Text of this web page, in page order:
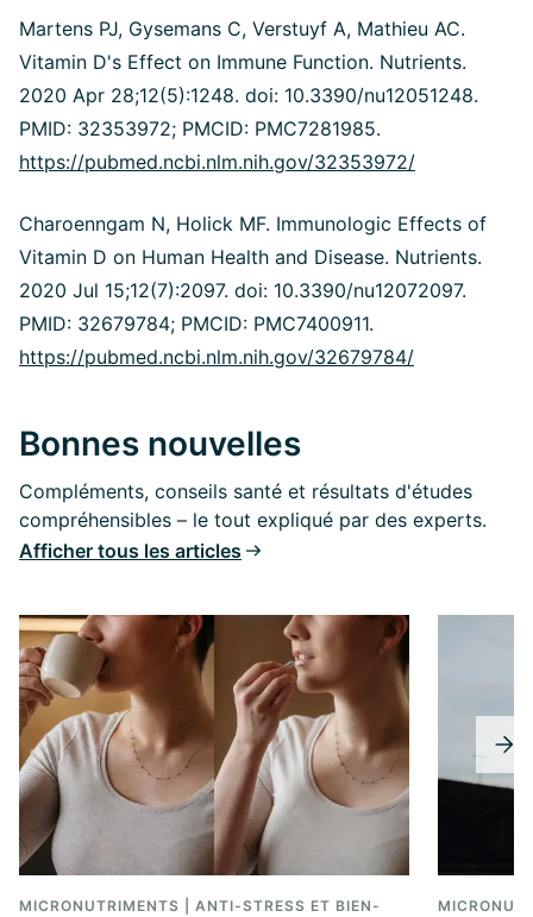
Martens PJ, Gysemans C, Verstuyf A, Mathieu AC.
Vitamin D's Effect on Immune Function. Nutrients.
2020 Apr 28;12(5):1248. doi: 10.3390/nu12051248.
PMID: 32353972; PMCID: PMC7281985.
https://pubmed.ncbi.nlm.nih.gov/32353972/
Charoenngam N, Holick MF. Immunologic Effects of
Vitamin D on Human Health and Disease. Nutrients.
2020 Jul 15;12(7):2097. doi: 10.3390/nu12072097.
PMID: 32679784; PMCID: PMC7400911.
https://pubmed.ncbi.nlm.nih.gov/32679784/
Bonnes nouvelles
Compléments, conseils santé et résultats d'études
compréhensibles – le tout expliqué par des experts.
Afficher tous les articles
MICRONUTRIMENTS | ANTI-STRESS ET BIEN-